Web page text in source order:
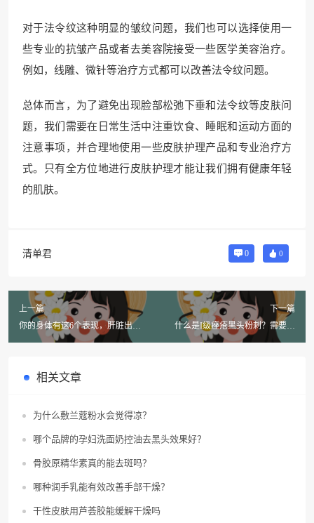
对于法令纹这种明显的皱纹问题，我们也可以选择使用一
些专业的抗皱产品或者去美容院接受一些医学美容治疗。
例如，线雕、微针等治疗方式都可以改善法令纹问题。
总体而言，为了避免出现脸部松弛下垂和法令纹等皮肤问
题，我们需要在日常生活中注重饮食、睡眠和运动方面的
注意事项，并合理地使用一些皮肤护理产品和专业治疗方
式。只有全方位地进行皮肤护理才能让我们拥有健康年轻
的肌肤。
清单君 0 0
上一篇
你的身体有这6个表现，肝脏出问
题了吗？
下一篇
什么是I级痤疮黑头粉刺？需要注
意什么？
相关文章
为什么敷兰蔻粉水会觉得凉？
哪个品牌的孕妇洗面奶控油去黑头效果好？
骨胶原精华素真的能去斑吗？
哪种润手乳能有效改善手部干燥？
干性皮肤用芦荟胶能缓解干燥吗